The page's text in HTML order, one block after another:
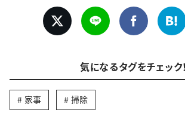
気になるタグをチェック！
家事 掃除